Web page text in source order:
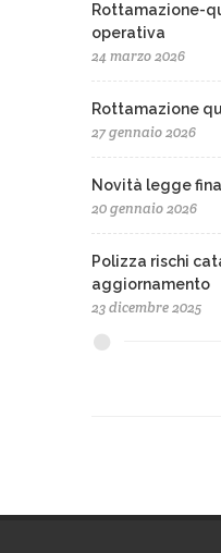
Rottamazione-
operativa
24 marzo 2026
Rottamazione
27 gennaio 2026
Novità legge
20 gennaio 2026
Polizza rischi
aggiornamento
23 dicembre 2025